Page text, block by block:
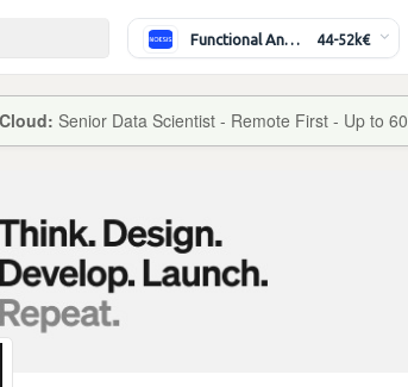
Functional Analyst (Banking) 44-52k€
Senior Data Scientist - Remote First - Up to